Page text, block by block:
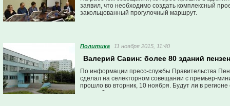
заявил, что необходимо создать комплексный
закольцованный прогулочный маршрут.
Политика 11 ноября 2015, 11:40
Валерий Савин: более 80 зданий
По информации пресс-службы Правительства
сделал на селекторном совещании с премьер-
прошло во вторник, 10 ноября. Будут ли в
старые?